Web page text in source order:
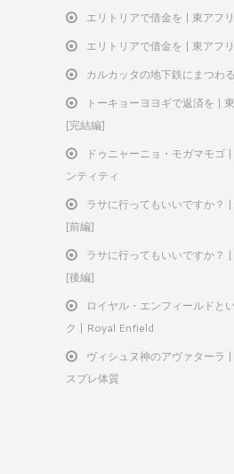
エリトリアで借金を | 東アフ
エリトリアで借金を | 東アフ
カルカッタの地下鉄にまつわ
トーキョーヨヨギで返済を |
[完結編]
ドゥニャーニョ・モガマモゴ
ンティティ
ラサに行ってもいいですか？
[前編]
ラサに行ってもいいですか？
[後編]
ロイヤル・エンフィールドと
ク | Royal Enfield
ヴィシュヌ神のアヴァターラ
スプレ体質